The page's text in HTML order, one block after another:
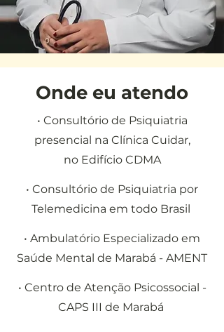
Onde eu atendo
• Consultório de Psiquiatria
presencial na Clínica Cuidar,
no Edifício CDMA
• Consultório de Psiquiatria por
Telemedicina em todo Brasil
• Ambulatório Especializado em
Saúde Mental de Marabá - AMENT
• Centro de Atenção Psicossocial -
CAPS III de Marabá